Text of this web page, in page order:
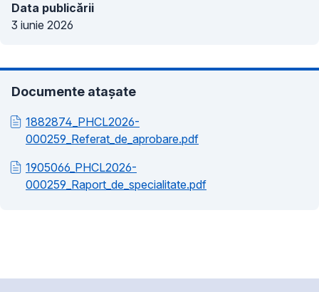
Data publicării
3 iunie 2026
Documente atașate
1882874_PHCL2026-
000259_Referat_de_aprobare.pdf
1905066_PHCL2026-
000259_Raport_de_specialitate.pdf